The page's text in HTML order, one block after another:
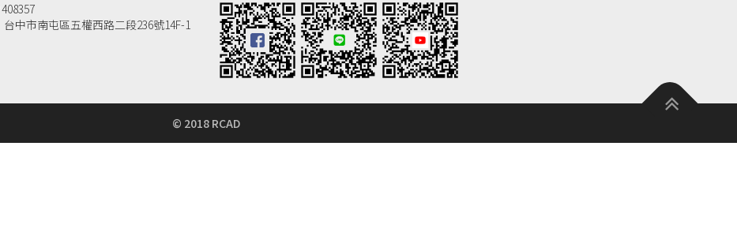
408357
台中市南屯區五權西路二段236號14F-1
© 2018 RCAD